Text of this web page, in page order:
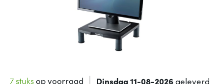
7 stuksop voorraad Dinsdag 11-08-2026geleverd